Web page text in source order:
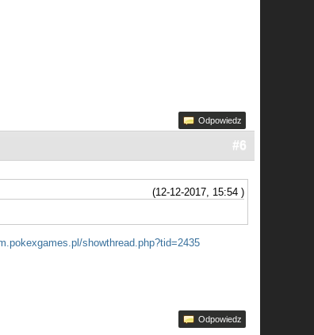
Odpowiedz
#6
(12-12-2017, 15:54 )
showthread.php?tid=2435
Odpowiedz